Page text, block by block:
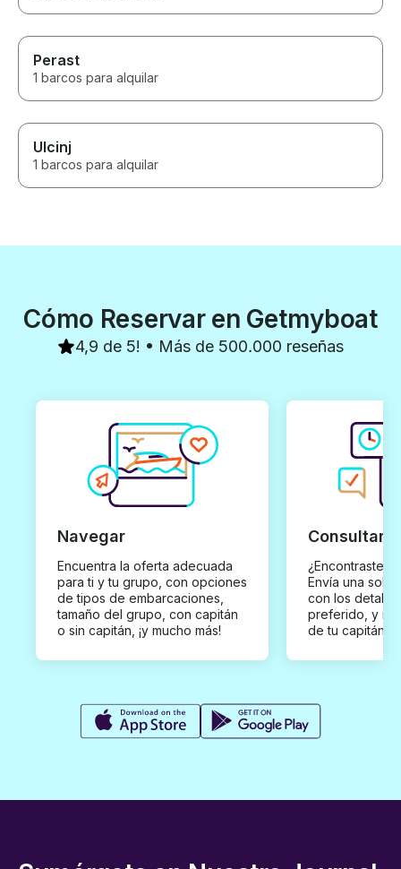
Perast
1 barcos para alquilar
Ulcinj
1 barcos para alquilar
Cómo Reservar en Getmyboat
4,9 de 5! • Más de 500.000 reseñas
Navegar
Encuentra la oferta adecuada
para ti y tu grupo, con opciones
de tipos de embarcaciones,
tamaño del grupo, con capitán
o sin capitán, ¡y mucho más!
Consultar
¿Encontraste
Envía una
con los
preferido, y
de tu capitán